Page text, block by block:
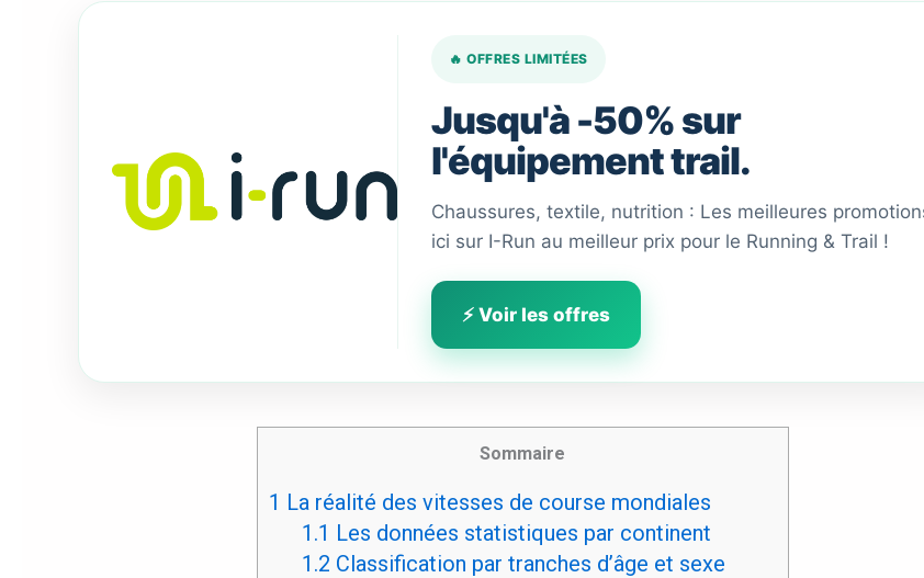
🔥 OFFRES LIMITÉES
Jusqu'à -50% sur
l'équipement trail.
Chaussures, textile, nutrition : Les meilleures
ici sur I-Run au meilleur prix pour le Running & Trail !
⚡ Voir les offres
Sommaire
1 La réalité des vitesses de course mondiales
1.1 Les données statistiques par continent
1.2 Classification par tranches d’âge et sexe